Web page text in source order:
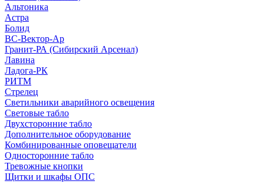
Альтоника
Астра
Болид
ВС-Вектор-Ар
Гранит-РА (Сибирский Арсенал)
Лавина
Ладога-РК
РИТМ
Стрелец
Светильники аварийного освещения
Световые табло
Двухсторонние табло
Дополнительное оборудование
Комбинированные оповещатели
Односторонние табло
Тревожные кнопки
Щитки и шкафы ОПС